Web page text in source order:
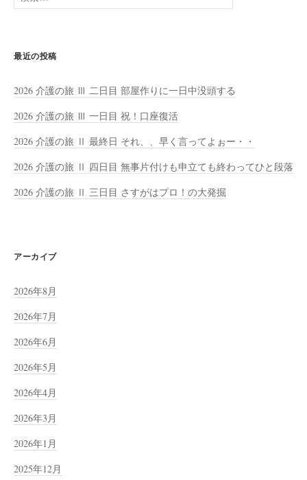
索:
最近の投稿
2026 介護の旅 Ⅲ 二日目 部屋作りに一日中没頭する
2026 介護の旅 Ⅲ 一日目 祝！口座復活
2026 介護の旅 Ⅱ 最終日 それ、、早く言ってよぉー・・
2026 介護の旅 Ⅱ 四日目 無事片付けも申立ても終わってひと段落
2026 介護の旅 Ⅱ 三日目 さすがはプロ！の大発掘
アーカイブ
2026年8月
2026年7月
2026年6月
2026年5月
2026年4月
2026年3月
2026年1月
2025年12月